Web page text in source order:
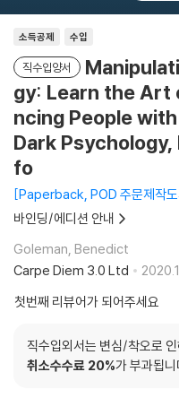
소득공제 수입
직수입양서
gy: Learn the Art
ncing People
Dark
fo
Paperback, POD 주문제작
바인딩/에디션 안내
Goleman, Benedict
Carpe Diem 3.0 Ltd
첫번째 리뷰어가 되어주세요
직수입외서는 변심/착오로
취소수수료 20%가 부과됩니